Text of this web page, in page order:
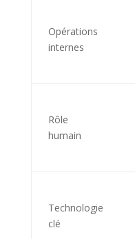
Opérations
internes
Rôle
humain
Technologie
clé